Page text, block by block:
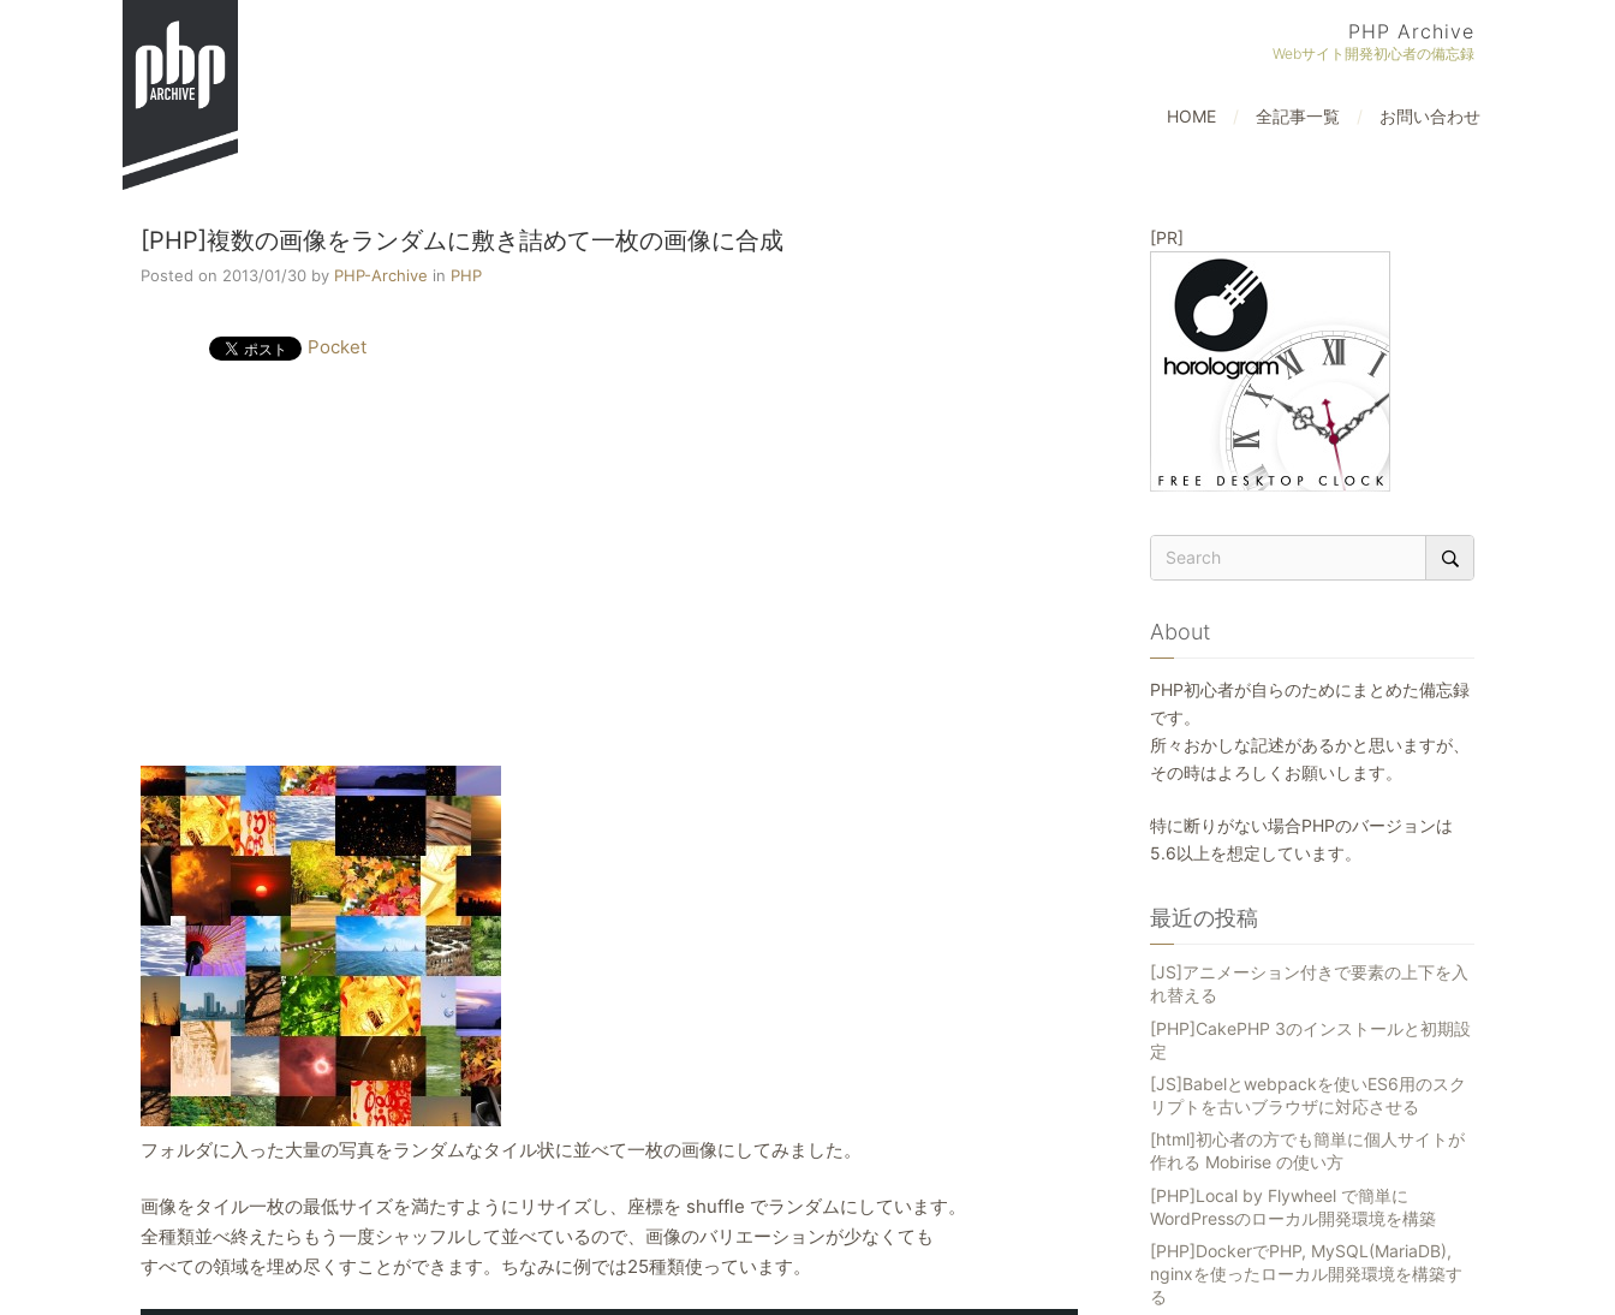
PHP Archive
Webサイト開発初心者の備忘録
HOME 全記事一覧 お問い合わせ
[PHP]複数の画像をランダムに敷き詰めて一枚の画像に合成
Posted on 2013/01/30 by PHP-Archive in PHP
Pocket
フォルダに入った大量の写真をランダムなタイル状に並べて一枚の画像にしてみました。
画像をタイル一枚の最低サイズを満たすようにリサイズし、座標を shuffle でランダムにしています。
全種類並べ終えたらもう一度シャッフルして並べているので、画像のバリエーションが少なくても
すべての領域を埋め尽くすことができます。ちなみに例では25種類使っています。
[PR]
About
PHP初心者が自らのためにまとめた備忘録
です。
所々おかしな記述があるかと思いますが、
その時はよろしくお願いします。
特に断りがない場合PHPのバージョンは
5.6以上を想定しています。
最近の投稿
[JS]アニメーション付きで要素の上下を入
れ替える
[PHP]CakePHP 3のインストールと初期設
定
[JS]Babelとwebpackを使いES6用のスク
リプトを古いブラウザに対応させる
[html]初心者の方でも簡単に個人サイトが
作れる Mobirise の使い方
[PHP]Local by Flywheel で簡単に
WordPressのローカル開発環境を構築
[PHP]DockerでPHP, MySQL(MariaDB),
nginxを使ったローカル開発環境を構築す
る